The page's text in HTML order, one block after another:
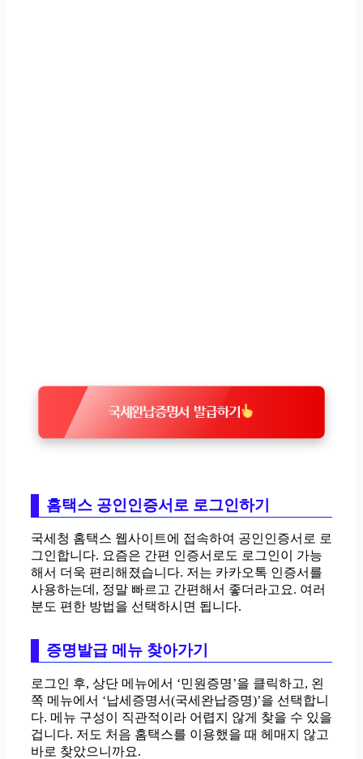
국세완납증명서 발급하기
홈택스 공인인증서로 로그인하기
국세청 홈택스 웹사이트에 접속하여 공인인증서로 로
그인합니다. 요즘은 간편 인증서로도 로그인이 가능
해서 더욱 편리해졌습니다. 저는 카카오톡 인증서를
사용하는데, 정말 빠르고 간편해서 좋더라고요. 여러
분도 편한 방법을 선택하시면 됩니다.
증명발급 메뉴 찾아가기
로그인 후, 상단 메뉴에서 ‘민원증명’을 클릭하고, 왼
쪽 메뉴에서 ‘납세증명서(국세완납증명)’을 선택합니
다. 메뉴 구성이 직관적이라 어렵지 않게 찾을 수 있을
겁니다. 저도 처음 홈택스를 이용했을 때 헤매지 않고
바로 찾았으니까요.